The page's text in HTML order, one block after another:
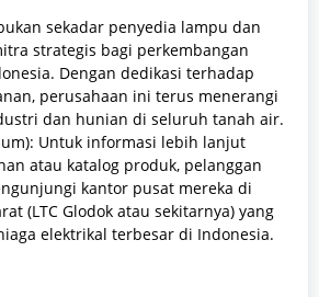
sekadar penyedia lampu dan
strategis bagi perkembangan
Dengan dedikasi terhadap
perusahaan ini terus menerangi
dan hunian di seluruh tanah air.
Untuk informasi lebih lanjut
atau katalog produk, pelanggan
kantor pusat mereka di
(LTC Glodok atau sekitarnya) yang
elektrikal terbesar di Indonesia.